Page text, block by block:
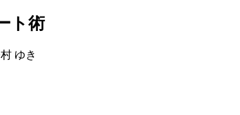
ト術
ゆき